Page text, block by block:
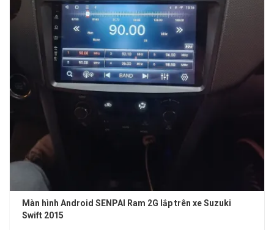
Màn hình Android SENPAI Ram 2G lắp trên xe Suzuki
Swift 2015